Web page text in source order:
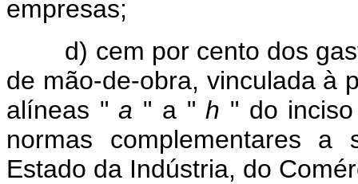
empresas;
d) cem por cento dos
de mão-de-obra, vinculada à
alíneas "a " a "h " do
normas complementares a
Estado da Indústria, do